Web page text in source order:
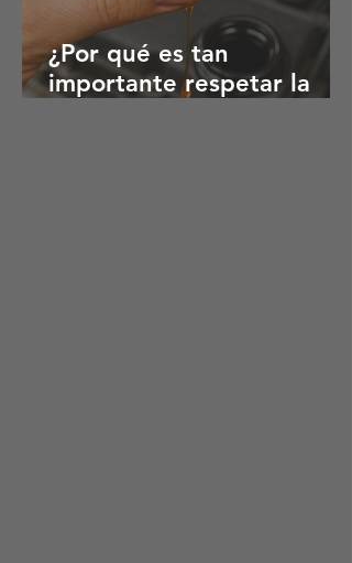
¿Por qué es tan
importante respetar la